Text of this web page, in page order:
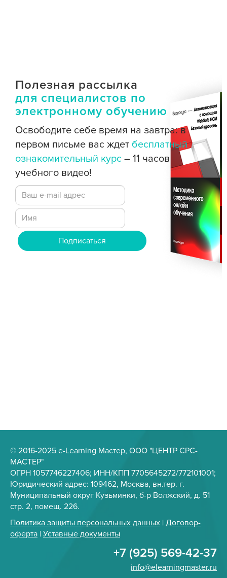
Полезная рассылка
для специалистов по
электронному обучению
Освободите себе время на завтра: в
первом письме вас ждет бесплатный
ознакомительный курс – 11 часов
учебного видео!
© 2016-2025 e-Learning Мастер, ООО "ЦЕНТР СРС-
МАСТЕР"
ОГРН 1057746227406; ИНН/КПП 7705645272/772101001;
Юридический адрес: 109462, Москва, вн.тер. г.
Муниципальный округ Кузьминки, б-р Волжский, д. 51
стр. 2, помещ. 226.
Политика защиты персональных данных | Договор-
оферта | Уставные документы
+7 (925) 569-42-37
info@elearningmaster.ru